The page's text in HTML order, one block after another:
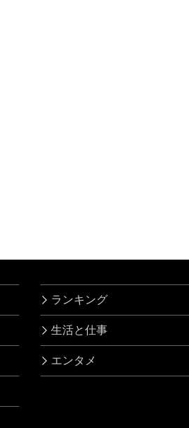
ランキング
生活と仕事
エンタメ